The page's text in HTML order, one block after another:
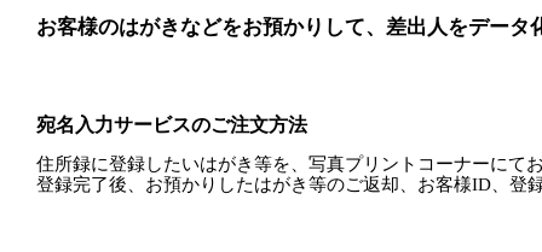
お客様のはがきなどをお預かりして、差出人をデータ
宛名入力サービスのご注文方法
住所録に登録したいはがき等を、写真プリントコーナーにて